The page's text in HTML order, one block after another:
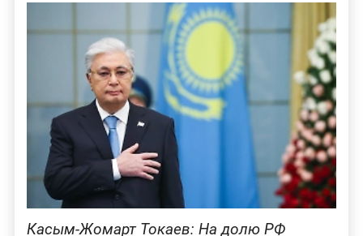
Касым-Жомарт Токаев: На долю РФ